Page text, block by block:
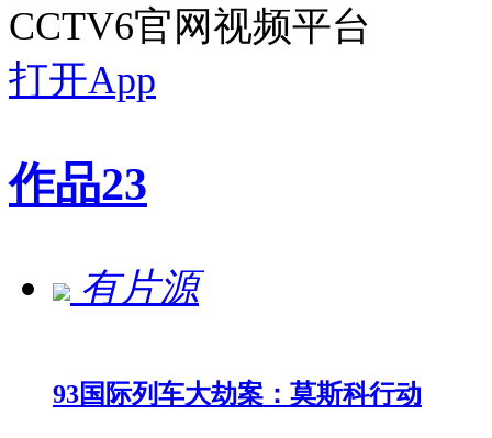
CCTV6官网视频平台
打开App
作品23
有片源
93国际列车大劫案：莫斯科行动